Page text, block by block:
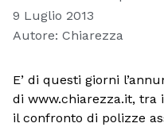
9 Luglio 2013
Autore: Chiarezza
E’ di questi giorni
di www.chiarezza.it,
il confronto di polizze